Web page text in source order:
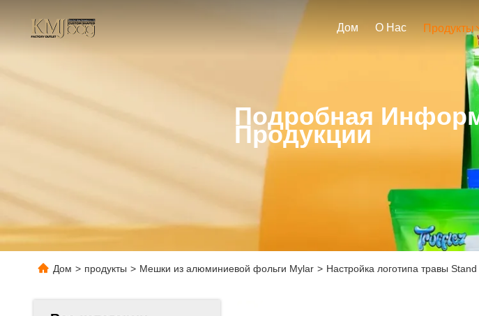
Дом О Нас Продукты
Подробная
Продукции
Дом > продукты > Мешки из алюминиевой фольги Mylar > Настройка логотипа травы